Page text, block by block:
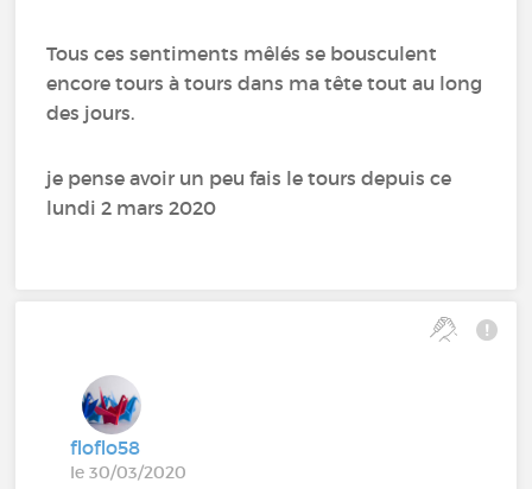
Tous ces sentiments mêlés se bousculent
encore tours à tours dans ma tête tout au long
des jours.
je pense avoir un peu fais le tours depuis ce
lundi 2 mars 2020
floflo58
le 30/03/2020